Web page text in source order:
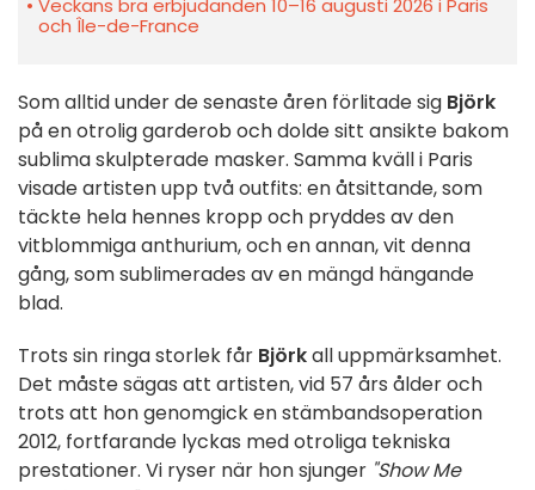
Veckans bra erbjudanden 10–16 augusti 2026 i Paris
och Île-de-France
Som alltid under de senaste åren förlitade sig Björk
på en otrolig garderob och dolde sitt ansikte bakom
sublima skulpterade masker. Samma kväll i Paris
visade artisten upp två outfits: en åtsittande, som
täckte hela hennes kropp och pryddes av den
vitblommiga anthurium, och en annan, vit denna
gång, som sublimerades av en mängd hängande
blad.
Trots sin ringa storlek får Björkall uppmärksamhet.
Det måste sägas att artisten, vid 57 års ålder och
trots att hon genomgick en stämbandsoperation
2012, fortfarande lyckas med otroliga tekniska
prestationer. Vi ryser när hon sjunger "Show Me